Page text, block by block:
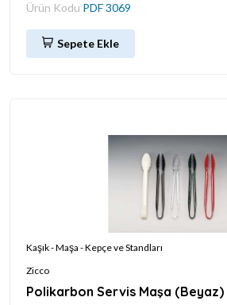
Ürün Kodu PDF 3069
Sepete Ekle
Kaşık - Maşa - Kepçe ve Standları
Zicco
Polikarbon Servis Maşa (Beyaz)